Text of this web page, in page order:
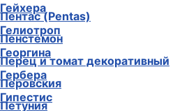
Гейхера
Гелиотроп
Георгина
Гербера
Гипестис
Пентас (Pentas)
Пенстемон
Перец и томат декоративный
Перовския
Петуния